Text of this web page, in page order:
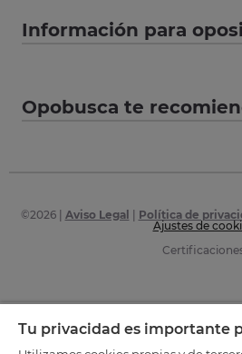
Información para
Opobusca te
©2026| Aviso Legal Política de
Ajustes de
Tu privacidad es importante